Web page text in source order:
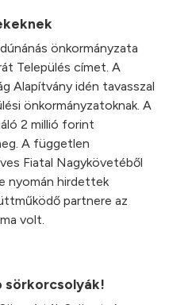
önkormányzata
Település címet. A
Alapítvány idén tavasszal
önkormányzatoknak. A
2 millió forint
A független
Fiatal Nagykövetéből
nyomán hirdettek
partnere az
volt.
sörkorcsolyák!